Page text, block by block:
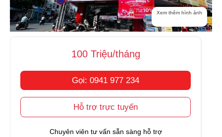
Xem thêm hình ảnh
100 Triệu/tháng
Gọi: 0941 977 234
Hỗ trợ trực tuyến
Chuyên viên tư vấn sẵn sàng hỗ trợ